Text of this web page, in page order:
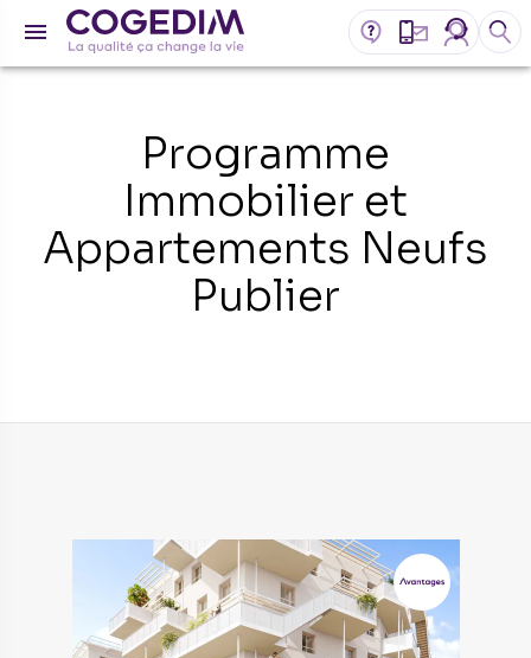
Programme
Immobilier et
Appartements Neufs
Publier